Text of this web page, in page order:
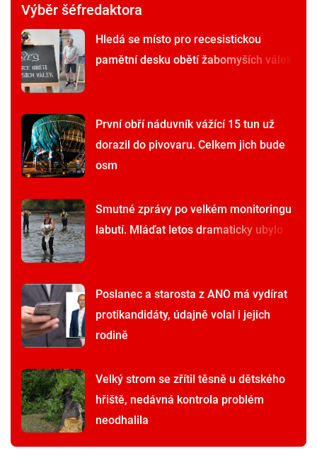
Výběr šéfredaktora
Hledá se místo pro recesistickou
pamětní desku obětí žabomyších válek
První obří náduvník vážící 15 tun už
dorazil do pivovaru. Celkem jich bude
osm
Smutné zprávy po velkém monitoringu
labutí. Mláďat letos dramaticky ubylo
Poslanec a starosta z ANO má vydírat
protikandidáty, údajně volal i jejich
rodině
Velký strom se zřítil těsně u dětského
hřiště, nedávná kontrola problém
neodhalila